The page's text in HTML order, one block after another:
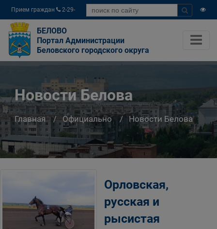
Прием граждан
2-29-
04
БЕЛОВО
Портал Администрации
Беловского городского округа
Новости Белова
Главная Официально Новости Белова
Орловская,
русская и
рысистая